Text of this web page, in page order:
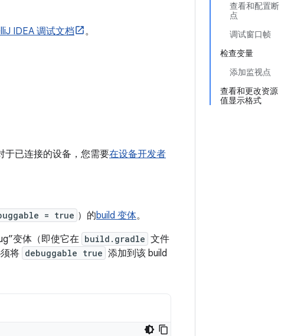
查看和配置断
点
调试窗口帧
检查变量
添加监视点
查看和更改资源
值显示格式
IDEA 调试文档 。
于已连接的设备，您需要在设备开发者
= true ）的build 变体。
变体（即使它在 build.gradle 文件
将 debuggable true 添加到该 build